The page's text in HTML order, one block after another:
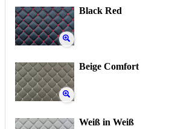
Black Red
Beige Comfort
Weiß in Weiß